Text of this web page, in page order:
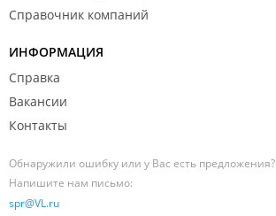
Справочник компаний
ИНФОРМАЦИЯ
Справка
Вакансии
Контакты
Обнаружили ошибку или у Вас есть предложения?
Напишите нам письмо:
spr@VL.ru